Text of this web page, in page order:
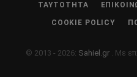
ΤΑΥΤΌΤΗΤΑ
COOKIE POLICY
© 2013 - 2026: Sahiel.gr . Με